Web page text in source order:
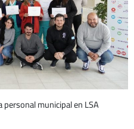
municipal en LSA